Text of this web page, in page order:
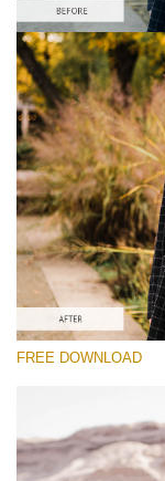
Lightroom Fall
Vintage Love
(60 Lr Presets)
Luxe Wedding
(230 Lr Presets)
Entire Collection
(2067 Lr Presets)
FREE DOWNLOAD